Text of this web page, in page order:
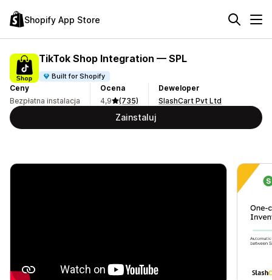
Shopify App Store
TikTok Shop Integration — SPL
Built for Shopify
Ceny
Bezpłatna instalacja
Ocena
4,9
(735)
Deweloper
SlashCart Pvt Ltd
Zainstaluj